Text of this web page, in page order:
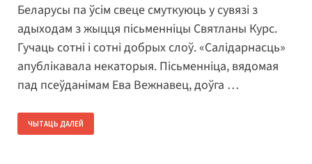
Беларусы па ўсім свеце смуткуюць у сувязі з
адыходам з жыцця пісьменніцы Святланы Курс.
Гучаць сотні і сотні добрых слоў. «Салідарнасць»
апублікавала некаторыя. Пісьменніца, вядомая
пад псеўданімам Ева Вежнавец, доўга …
ЧЫТАЦЬ ДАЛЕЙ